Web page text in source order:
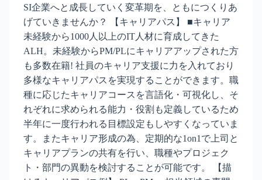
SI企業へと成長していく変革期を、ともにつくりあ
げていきませんか？ 【キャリアパス】 ■キャリア
未経験から1000人以上のIT人材に育成してきた
ALH。未経験からPM/PLにキャリアアップされた方
も多数在籍! 社員のキャリア支援に力を入れており
多様なキャリアパスを実現することができます。職
種に応じたキャリアコースを言語化・可視化し、そ
れぞれに求められる能力・役割も定義しているため
半年に一度行われる目標設定もしやすくなっていま
す。またキャリア形成の為、定期的な1on1で上司と
キャリアプランの共有を行い、職種やプロジェク
ト・部門の異動を検討することが可能です。 【描